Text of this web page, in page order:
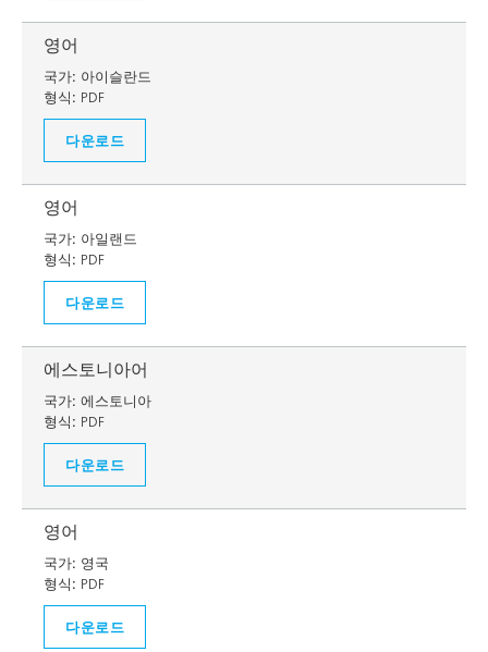
영어
국가: 아이슬란드
형식: PDF
다운로드
영어
국가: 아일랜드
형식: PDF
다운로드
에스토니아어
국가: 에스토니아
형식: PDF
다운로드
영어
국가: 영국
형식: PDF
다운로드